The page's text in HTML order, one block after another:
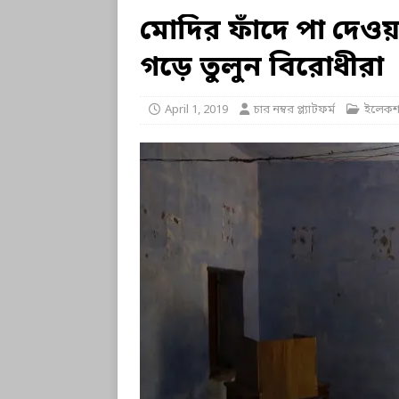
মোদির ফাঁদে পা
গড়ে তুলুন বিরোধীরা
April 1, 2019 চার নম্বর প্ল্যাটফর্ম